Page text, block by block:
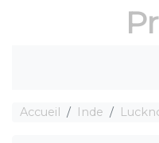
Accueil Inde